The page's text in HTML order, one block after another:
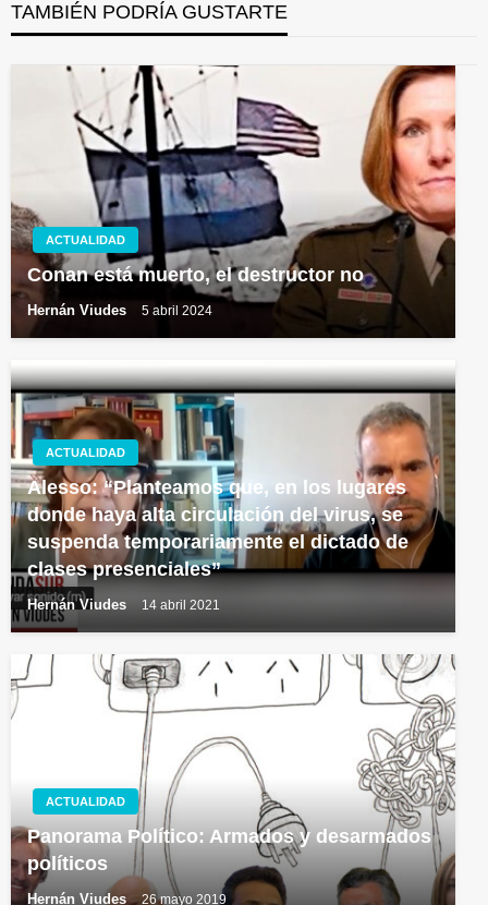
TAMBIÉN PODRÍA GUSTARTE
ACTUALIDAD
Conan está muerto, el destructor no
Hernán Viudes 5 abril 2024
ACTUALIDAD
Alesso: “Planteamos que, en los lugares
donde haya alta circulación del virus, se
suspenda temporariamente el dictado de
clases presenciales”
Hernán Viudes 14 abril 2021
ACTUALIDAD
Panorama Político: Armados y desarmados
políticos
Hernán Viudes 26 mayo 2019